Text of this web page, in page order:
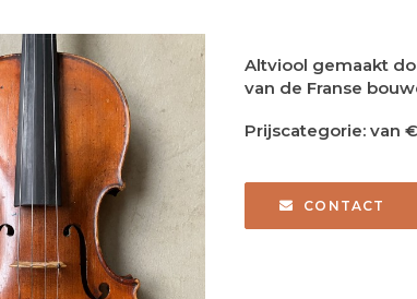
Altviool gemaakt
van de Franse
Prijscategorie: van
CONTACT